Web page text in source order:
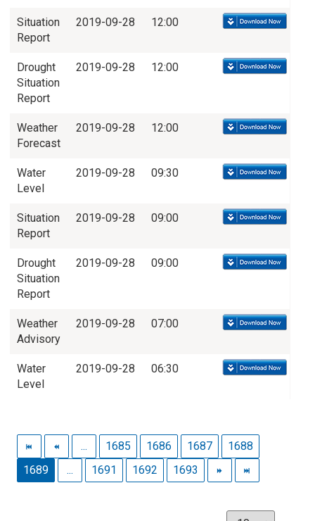
Situation
Report
2019-09-28 12:00
Drought
Situation
Report
2019-09-28 12:00
Weather
Forecast
2019-09-28 12:00
Water
Level
2019-09-28 09:30
Situation
Report
2019-09-28 09:00
Drought
Situation
Report
2019-09-28 09:00
Weather
Advisory
2019-09-28 07:00
Water
Level
2019-09-28 06:30
... 1685 1686 1687
1688
1689
... 1691 1692 1693